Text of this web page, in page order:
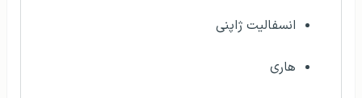
انسفالیت ژاپنی
هاری